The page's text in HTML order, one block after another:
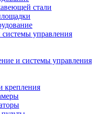
стали
управления
и системы управления
крепления